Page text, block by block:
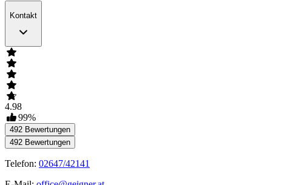
Kontakt
4.98
99%
492 Bewertungen
492 Bewertungen
Telefon: 02647/42141